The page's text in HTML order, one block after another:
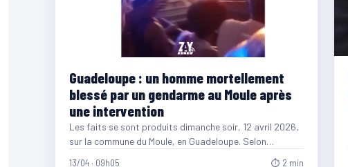
Guadeloupe : un homme mortellement
blessé par un gendarme au Moule après
une intervention
Les faits se sont produits dimanche soir, 12 avril 2026,
sur la commune du Moule, en Guadeloupe. Selon…
13/04 · 09h05 ⏱ 2 min